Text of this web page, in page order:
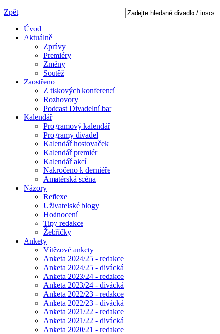
Zpět
Úvod
Aktuálně
Zprávy
Premiéry
Změny
Soutěž
Zaostřeno
Z tiskových konferencí
Rozhovory
Podcast Divadelní bar
Kalendář
Programový kalendář
Programy divadel
Kalendář hostovaček
Kalendář premiér
Kalendář akcí
Nakročeno k derniéře
Amatérská scéna
Názory
Reflexe
Uživatelské blogy
Hodnocení
Tipy redakce
Žebříčky
Ankety
Vítězové ankety
Anketa 2024/25 - redakce
Anketa 2024/25 - divácká
Anketa 2023/24 - redakce
Anketa 2023/24 - divácká
Anketa 2022/23 - redakce
Anketa 2022/23 - divácká
Anketa 2021/22 - redakce
Anketa 2021/22 - divácká
Anketa 2020/21 - redakce